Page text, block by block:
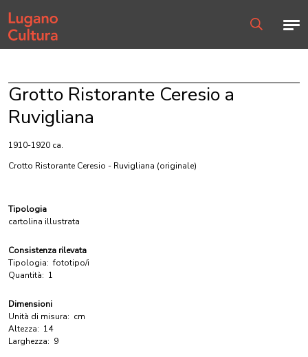
Home page
Grotto Ristorante Ceresio a
Ruvigliana
1910-1920 ca.
Crotto Ristorante Ceresio - Ruvigliana (originale)
Tipologia
cartolina illustrata
Consistenza rilevata
Tipologia: fototipo/i
Quantità: 1
Dimensioni
Unità di misura: cm
Altezza: 14
Larghezza: 9